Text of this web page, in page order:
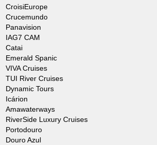
CroisiEurope
Crucemundo
Panavision
IAG7 CAM
Catai
Emerald Spanic
VIVA Cruises
TUI River Cruises
Dynamic Tours
Icárion
Amawaterways
RiverSide Luxury Cruises
Portodouro
Douro Azul